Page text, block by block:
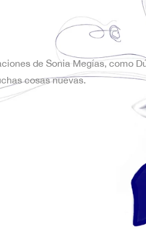
de Sonia Megías, como
cosas nuevas.